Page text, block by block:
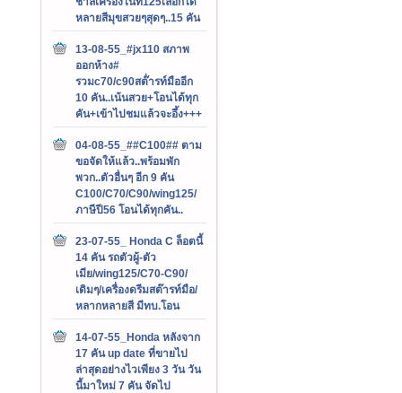
หลายสีมุขสวยๆสุดๆ..15 คัน
13-08-55_#jx110 สภาพ
ออกห้าง#
รวมc70/c90สต๊่ารท์มืออีก
10 คัน..เน้นสวย+โอนได้ทุก
คัน+เข้าไปชมแล้วจะอึ้ง+++
04-08-55_##C100## ตาม
ขอจัดให้แล้ว..พร้อมพัก
พวก..ตัวอื่นๆ อีก 9 คัน
C100/C70/C90/wing125/
ภาษีปี56 โอนได้ทุกคัน..
23-07-55_ Honda C ล็อตนี้
14 คัน รถตัวผู้-ตัว
เมีย/wing125/C70-C90/
เดิมๆ/เครื่องดรีมสต๊ารท์มือ/
หลากหลายสี มีทบ.โอน
14-07-55_Honda หลังจาก
17 คัน up date ที่ขายไป
ล่าสุดอย่างไวเพียง 3 วัน วัน
นี้มาใหม่ 7 คัน จัดไป